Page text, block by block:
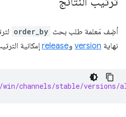
أضِف مَعلمة طلب بحث order_by
نهاية version وrelease إمكانية
win/channels/stable/